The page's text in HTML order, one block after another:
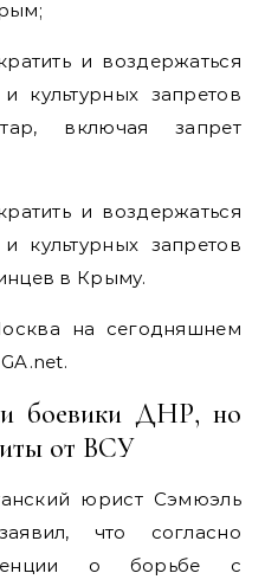
и воздержаться
культурных запретов
включая запрет
и воздержаться
культурных запретов
в Крыму.
на сегодняшнем
боевики ДНР, но
от ВСУ
юрист Сэмюэль
что согласно
о борьбе с